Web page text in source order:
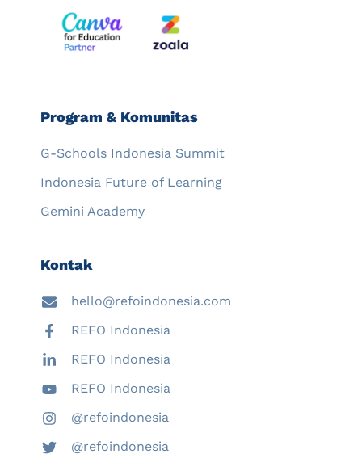
Program & Komunitas
G-Schools Indonesia Summit
Indonesia Future of Learning
Gemini Academy
Kontak
hello@refoindonesia.com
REFO Indonesia
REFO Indonesia
REFO Indonesia
@refoindonesia
@refoindonesia